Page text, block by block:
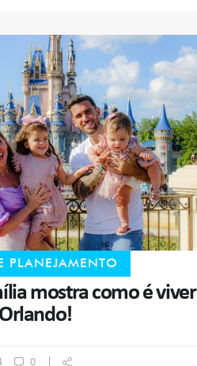
PLANEJAMENTO
mostra como é viver
0